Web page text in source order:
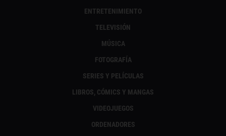
ENTRETENIMIENTO
TELEVISIÓN
MÚSICA
FOTOGRAFÍA
SERIES Y PELÍCULAS
LIBROS, CÓMICS Y MANGAS
VIDEOJUEGOS
ORDENADORES